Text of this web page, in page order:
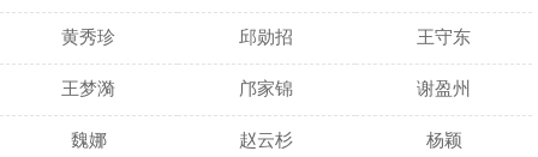
黄秀珍 邱勋招 王守东
王梦漪 邝家锦 谢盈州
魏娜 赵云杉 杨颖